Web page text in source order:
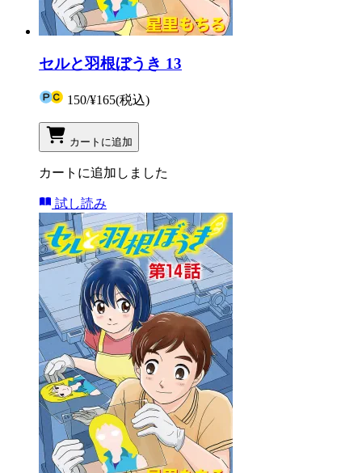
セルと羽根ぼうき 13
150/¥165(税込)
カートに追加
カートに追加しました
試し読み